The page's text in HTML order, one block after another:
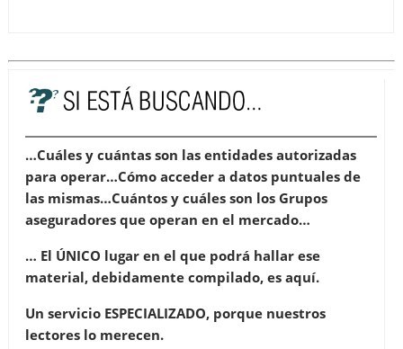
…Cuáles y cuántas son las entidades autorizadas
para operar…Cómo acceder a datos puntuales de
las mismas…Cuántos y cuáles son los Grupos
aseguradores que operan en el mercado…
… El ÚNICO lugar en el que podrá hallar ese
material, debidamente compilado, es aquí.
Un servicio ESPECIALIZADO, porque nuestros
lectores lo merecen.